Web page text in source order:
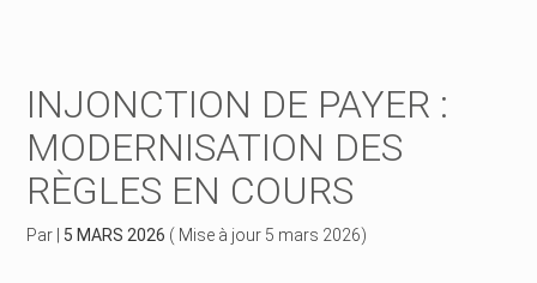
Développer votre entreprise
Construire votre patrimoine
Gérer vos ressources humaines
Dématérialiser vos documents
INJONCTION DE PAYER :
MODERNISATION DES
RÈGLES EN COURS
Par 5 MARS 2026 ( Mise à jour 5 mars 2026)